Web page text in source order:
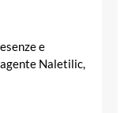
e
Naletilic,